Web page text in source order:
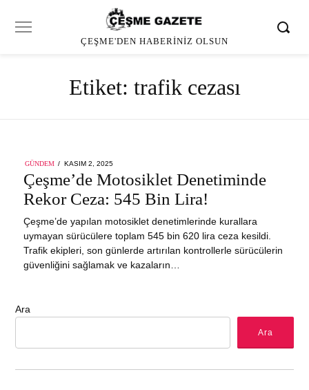
ÇEŞME'DEN HABERINIZ OLSUN
Etiket: trafik cezası
GÜNDEM
POSTED
KASIM 2, 2025
Çeşme’de Motosiklet Denetiminde
Rekor Ceza: 545 Bin Lira!
Çeşme’de yapılan motosiklet denetimlerinde kurallara
uymayan sürücülere toplam 545 bin 620 lira ceza kesildi.
Trafik ekipleri, son günlerde artırılan kontrollerle sürücülerin
güvenliğini sağlamak ve kazaların…
Ara
Ara